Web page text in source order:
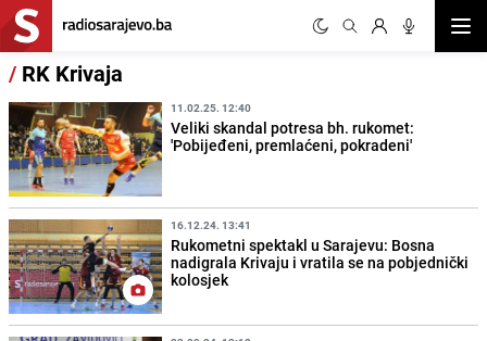
/ RK Krivaja
11.02.25. 12:40
Veliki skandal potresa bh. rukomet:
'Pobijeđeni, premlaćeni, pokradeni'
16.12.24. 13:41
Rukometni spektakl u Sarajevu: Bosna
nadigrala Krivaju i vratila se na pobjednički
kolosjek